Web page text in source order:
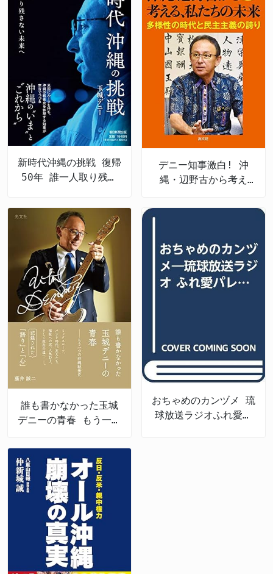
新時代沖縄の挑戦 復帰
50年 誰一人取り残さ
デニー知事激白! 沖
縄・辺野古から考え
誰も書かなかった玉城
デニーの青春 もう一つ
おちゃめのカンヅメ 琉
球放送ラジオふれ愛パ